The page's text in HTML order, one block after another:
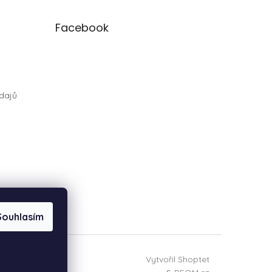
Facebook
Vytvořil Shoptet